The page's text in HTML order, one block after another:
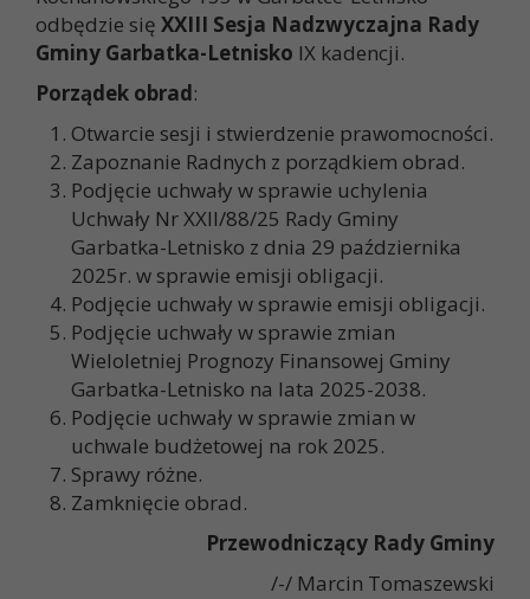
odbędzie się XXIII Sesja Nadzwyczajna Rady
Gminy Garbatka-Letnisko IX kadencji.
Porządek obrad:
Otwarcie sesji i stwierdzenie prawomocności.
Zapoznanie Radnych z porządkiem obrad.
Podjęcie uchwały w sprawie uchylenia
Uchwały Nr XXII/88/25 Rady Gminy
Garbatka-Letnisko z dnia 29 października
2025r. w sprawie emisji obligacji.
Podjęcie uchwały w sprawie emisji obligacji.
Podjęcie uchwały w sprawie zmian
Wieloletniej Prognozy Finansowej Gminy
Garbatka-Letnisko na lata 2025-2038.
Podjęcie uchwały w sprawie zmian w
uchwale budżetowej na rok 2025.
Sprawy różne.
Zamknięcie obrad.
Przewodniczący Rady Gminy
/-/ Marcin Tomaszewski